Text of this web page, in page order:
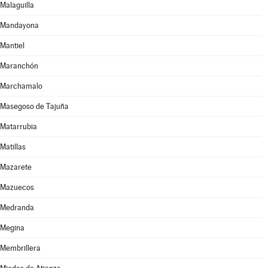
Malaguilla
Mandayona
Mantiel
Maranchón
Marchamalo
Masegoso de Tajuña
Matarrubia
Matillas
Mazarete
Mazuecos
Medranda
Megina
Membrillera